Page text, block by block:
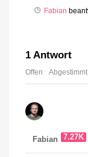
Fabian
1 Antwort
Offen Abgestimmt
Fabian 7.27K